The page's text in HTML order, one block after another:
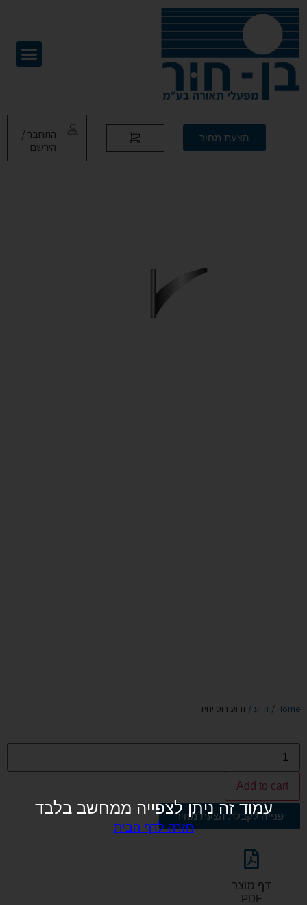
הצעת מחיר
התחבר /
הירשם
Home
/ זרוע / זרוע רוס יחיד
Add to cart
פנייה לקבלת הצעת מחיר
דף מוצר
PDF
עמוד זה ניתן לצפייה ממחשב בלבד
חזרה לדף הבית